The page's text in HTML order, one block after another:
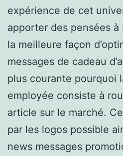
expérience de cet
apporter des pensées à
la meilleure façon
messages de cadeau
plus courante pourquoi
employée consiste à
article sur le marché.
par les logos possible
news messages